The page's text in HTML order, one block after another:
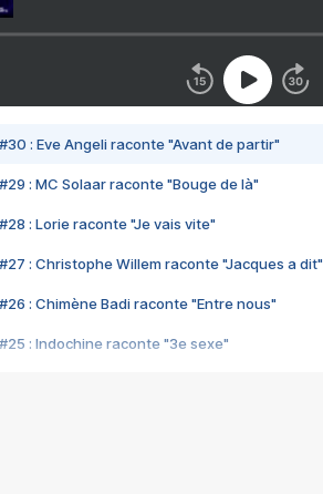
#30 : Eve Angeli raconte "Avant de partir"
#29 : MC Solaar raconte "Bouge de là"
#28 : Lorie raconte "Je vais vite"
#27 : Christophe Willem raconte "Jacques a dit"
#26 : Chimène Badi raconte "Entre nous"
#25 : Indochine raconte "3e sexe"